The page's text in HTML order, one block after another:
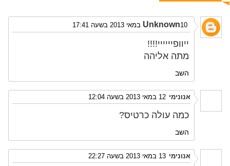
Unknown10 במאי 2013 בשעה 17:41
ייוופיייייי!!!!
מתה אליהה
השב
אנונימי 12 במאי 2013 בשעה 12:04
כמה עולה כרטיס?
השב
אנונימי 13 במאי 2013 בשעה 22:27